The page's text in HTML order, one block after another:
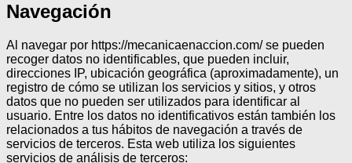
Navegación
Al navegar por https://mecanicaenaccion.com/ se pueden
recoger datos no identificables, que pueden incluir,
direcciones IP, ubicación geográfica (aproximadamente), un
registro de cómo se utilizan los servicios y sitios, y otros
datos que no pueden ser utilizados para identificar al
usuario. Entre los datos no identificativos están también los
relacionados a tus hábitos de navegación a través de
servicios de terceros. Esta web utiliza los siguientes
servicios de análisis de terceros: